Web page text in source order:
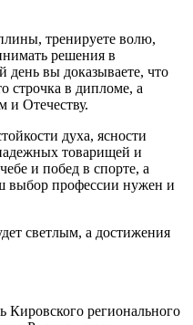
тренируете волю,
решения в
вы доказываете, что
строчка в дипломе, а
и Отечеству.
духа, ясности
товарищей и
и побед в спорте, а
выбор профессии нужен и
светлым, а достижения
Кировского регионального